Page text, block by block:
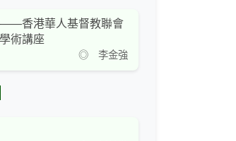
——香港華人基督教聯會
術講座
◎ 李金強